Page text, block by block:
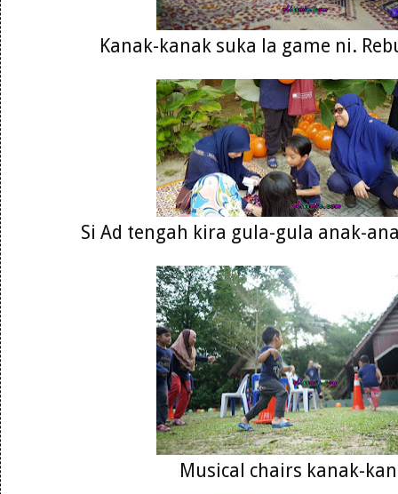
Kanak-kanak suka la game ni.
Si Ad tengah kira gula-gula anak-
Musical chairs kanak-